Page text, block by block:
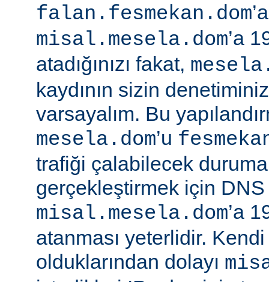
falan.fesmekan.dom
misal.mesela.dom’a
atadığınızı fakat,
kaydının sizin
varsayalım. Bu
mesela.dom’u
trafiği çalabilecek
gerçekleştirmek için DNS
misal.mesela.dom’a
atanması yeterlidir.
olduklarından dolayı